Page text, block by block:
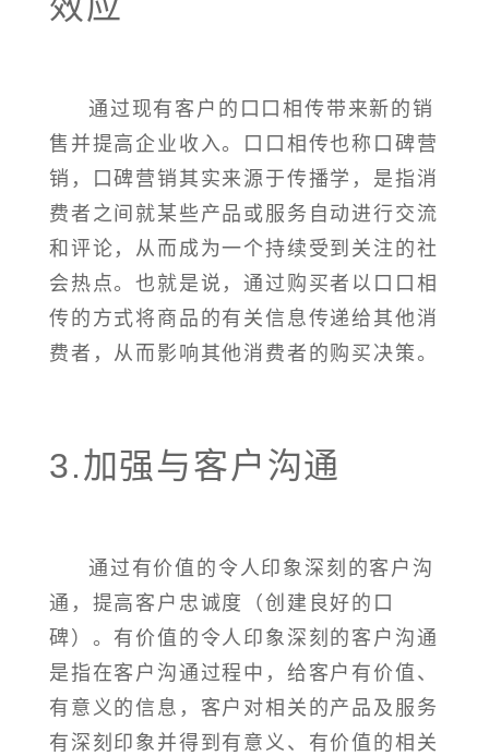
通过现有客户的口口相传带来新的销
售并提高企业收入。口口相传也称口碑营
销，口碑营销其实来源于传播学，是指消
费者之间就某些产品或服务自动进行交流
和评论，从而成为一个持续受到关注的社
会热点。也就是说，通过购买者以口口相
传的方式将商品的有关信息传递给其他消
费者，从而影响其他消费者的购买决策。
3.加强与客户沟通
通过有价值的令人印象深刻的客户沟
通，提高客户忠诚度（创建良好的口
碑）。有价值的令人印象深刻的客户沟通
是指在客户沟通过程中，给客户有价值、
有意义的信息，客户对相关的产品及服务
有深刻印象并得到有意义、有价值的相关